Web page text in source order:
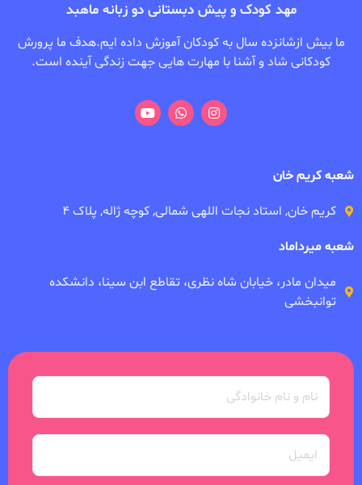
مهد کودک و پیش دبستانی دو زبانه ماهبد
ما بیش ازشانزده سال به کودکان آموزش داده ایم.هدف ما پرورش
کودکانی شاد و آشنا با مهارت هایی جهت زندگی آینده است.
شعبه کریم خان
کریم خان, استاد نجات اللهی شمالی, کوچه ژاله, پلاک ۴
شعبه میرداماد
میدان مادر، خیابان شاه نظری، تقاطع ابن سینا، دانشکده
توانبخشی